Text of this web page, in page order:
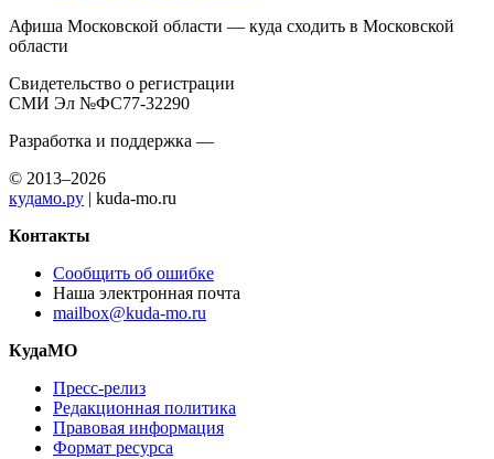
Афиша Московской области — куда сходить в Московской
области
Свидетельство о регистрации
СМИ Эл №ФС77-32290
Разработка и поддержка —
© 2013–2026
кудамо.ру | kuda-mo.ru
Контакты
Сообщить об ошибке
Наша электронная почта
mailbox@kuda-mo.ru
КудаМО
Пресс-релиз
Редакционная политика
Правовая информация
Формат ресурса